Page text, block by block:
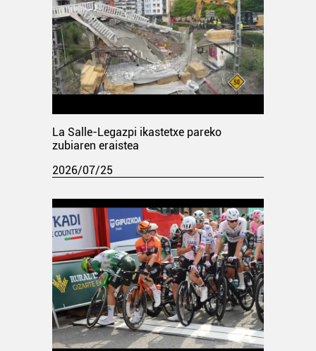
La Salle-Legazpi ikastetxe pareko
zubiaren eraistea
2026/07/25